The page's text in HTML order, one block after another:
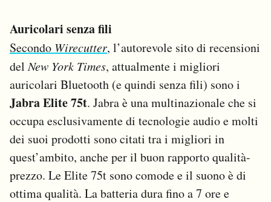
Auricolari senza fili
Secondo Wirecutter, l’autorevole sito di recensioni
delNew York Times, attualmente i migliori
auricolari Bluetooth (e quindi senza fili) sono i
Jabra Elite 75t. Jabra è una multinazionale che si
occupa esclusivamente di tecnologie audio e molti
dei suoi prodotti sono citati tra i migliori in
quest’ambito, anche per il buon rapporto qualità-
prezzo. Le Elite 75t sono comode e il suono è di
ottima qualità. La batteria dura fino a 7 ore e